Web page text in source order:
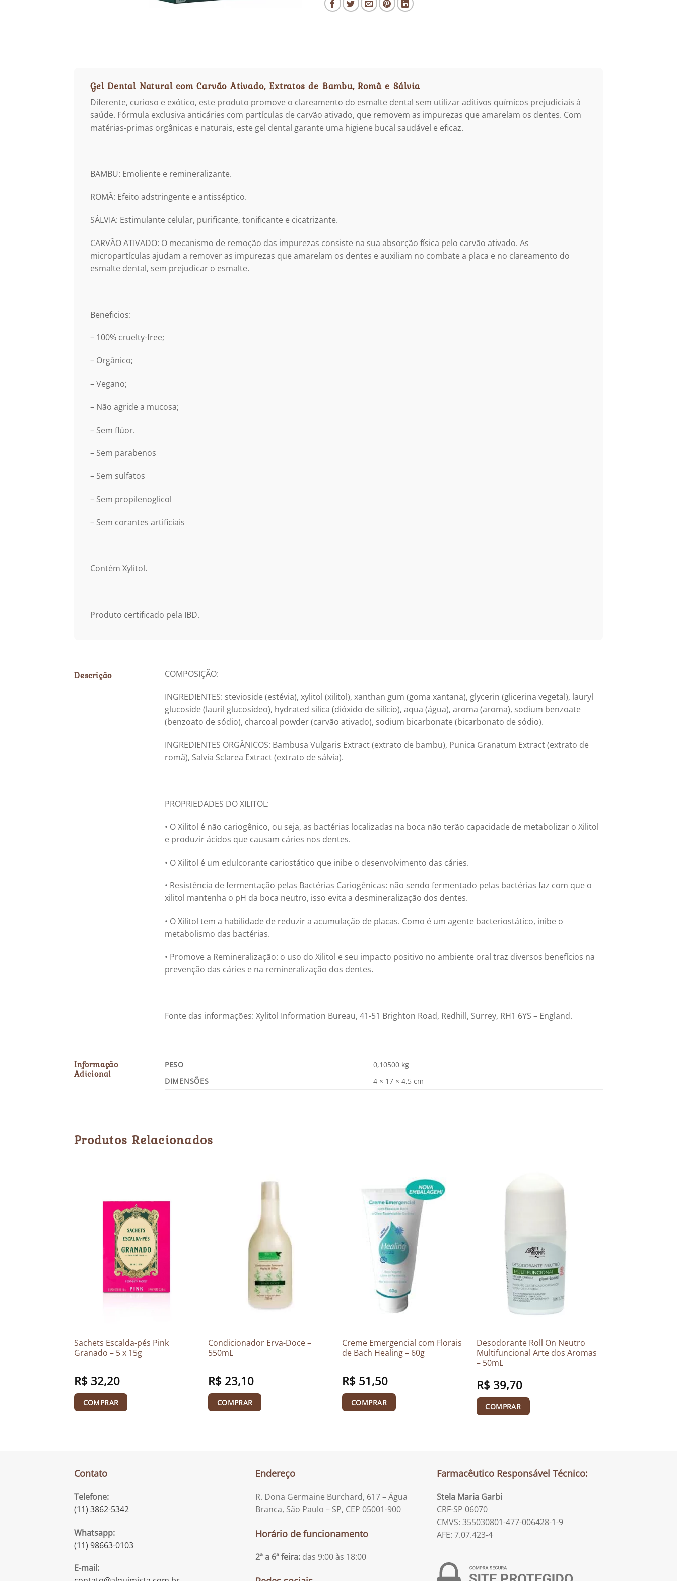
Gel Dental Natural com Carvão Ativado, Extratos de Bambu, Romã e Sálvia
Diferente, curioso e exótico, este produto promove o clareamento do esmalte dental sem utilizar aditivos químicos prejudiciais à
saúde. Fórmula exclusiva anticáries com partículas de carvão ativado, que removem as impurezas que amarelam os dentes. Com
matérias-primas orgânicas e naturais, este gel dental garante uma higiene bucal saudável e eficaz.
BAMBU: Emoliente e remineralizante.
ROMÃ: Efeito adstringente e antisséptico.
SÁLVIA: Estimulante celular, purificante, tonificante e cicatrizante.
CARVÃO ATIVADO: O mecanismo de remoção das impurezas consiste na sua absorção física pelo carvão ativado. As
micropartículas ajudam a remover as impurezas que amarelam os dentes e auxiliam no combate a placa e no clareamento do
esmalte dental, sem prejudicar o esmalte.
Beneficios:
– 100% cruelty-free;
– Orgânico;
– Vegano;
– Não agride a mucosa;
– Sem flúor.
– Sem parabenos
– Sem sulfatos
– Sem propilenoglicol
– Sem corantes artificiais
Contém Xylitol.
Produto certificado pela IBD.
Descrição COMPOSIÇÃO:
INGREDIENTES: stevioside (estévia), xylitol (xilitol), xanthan gum (goma xantana), glycerin (glicerina vegetal), lauryl
glucoside (lauril glucosídeo), hydrated silica (dióxido de silício), aqua (água), aroma (aroma), sodium benzoate
(benzoato de sódio), charcoal powder (carvão ativado), sodium bicarbonate (bicarbonato de sódio).
INGREDIENTES ORGÂNICOS: Bambusa Vulgaris Extract (extrato de bambu), Punica Granatum Extract (extrato de
romã), Salvia Sclarea Extract (extrato de sálvia).
PROPRIEDADES DO XILITOL:
• O Xilitol é não cariogênico, ou seja, as bactérias localizadas na boca não terão capacidade de metabolizar o Xilitol
e produzir ácidos que causam cáries nos dentes.
• O Xilitol é um edulcorante cariostático que inibe o desenvolvimento das cáries.
• Resistência de fermentação pelas Bactérias Cariogênicas: não sendo fermentado pelas bactérias faz com que o
xilitol mantenha o pH da boca neutro, isso evita a desmineralização dos dentes.
• O Xilitol tem a habilidade de reduzir a acumulação de placas. Como é um agente bacteriostático, inibe o
metabolismo das bactérias.
• Promove a Remineralização: o uso do Xilitol e seu impacto positivo no ambiente oral traz diversos benefícios na
prevenção das cáries e na remineralização dos dentes.
Fonte das informações: Xylitol Information Bureau, 41-51 Brighton Road, Redhill, Surrey, RH1 6YS – England.
Informação
Adicional
PESO
0,10500 kg
DIMENSÕES
4 × 17 × 4,5 cm
Produtos Relacionados
Sachets Escalda-pés Pink
Granado – 5 x 15g
R$32,20
COMPRAR
Condicionador Erva-Doce –
550mL
R$ 23,10
COMPRAR
Creme Emergencial com Florais
de Bach Healing – 60g
R$ 51,50
COMPRAR
Desodorante Roll On Neutro
Multifuncional Arte dos Aromas
– 50mL
R$39,70
COMPRAR
Contato
Telefone:
(11) 3862-5342
Whatsapp:
(11) 98663-0103
E-mail:
Endereço
R. Dona Germaine Burchard, 617 – Água
Branca, São Paulo – SP, CEP 05001-900
Horário de funcionamento
2ª a 6ª feira: das 9:00 às 18:00
Farmacêutico Responsável Técnico:
Stela Maria Garbi
CRF-SP 06070
CMVS: 355030801-477-006428-1-9
AFE: 7.07.423-4